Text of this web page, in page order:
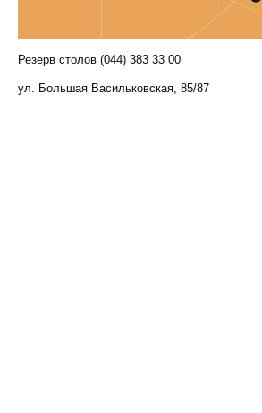
Резерв столов (044) 383 33 00
ул. Большая Васильковская, 85/87